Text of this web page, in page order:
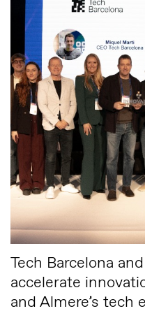
Tech Barcelona
accelerate
and Almere’s tech